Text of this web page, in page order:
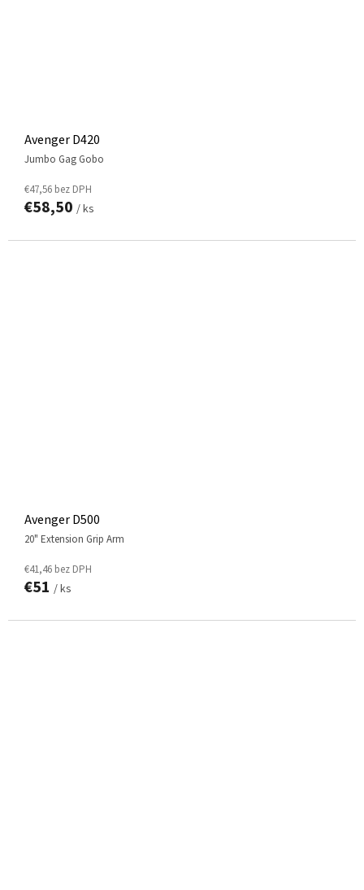
Avenger D420
Jumbo Gag Gobo
€47,56 bez DPH
€58,50 / ks
Avenger D500
20" Extension Grip Arm
€41,46 bez DPH
€51 / ks